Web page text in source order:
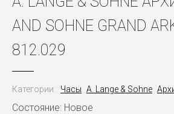
AND SOHNE GRAND
812.029
Категории: Часы A. Lange & Sohne
Состояние: Новое